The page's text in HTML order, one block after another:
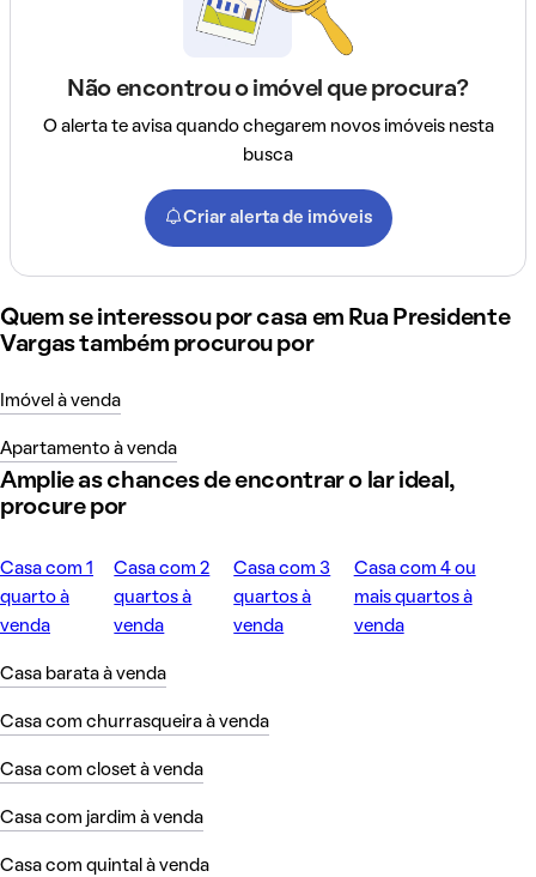
Não encontrou o imóvel que procura?
O alerta te avisa quando chegarem novos imóveis nesta
busca
Criar alerta de imóveis
Quem se interessou por casa em Rua Presidente
Vargas também procurou por
Imóvel à venda
Apartamento à venda
Amplie as chances de encontrar o lar ideal,
procure por
Casa com 1
quarto à
venda
Casa com 2
quartos à
venda
Casa com 3
quartos à
venda
Casa com 4 ou
mais quartos à
venda
Casa barata à venda
Casa com churrasqueira à venda
Casa com closet à venda
Casa com jardim à venda
Casa com quintal à venda